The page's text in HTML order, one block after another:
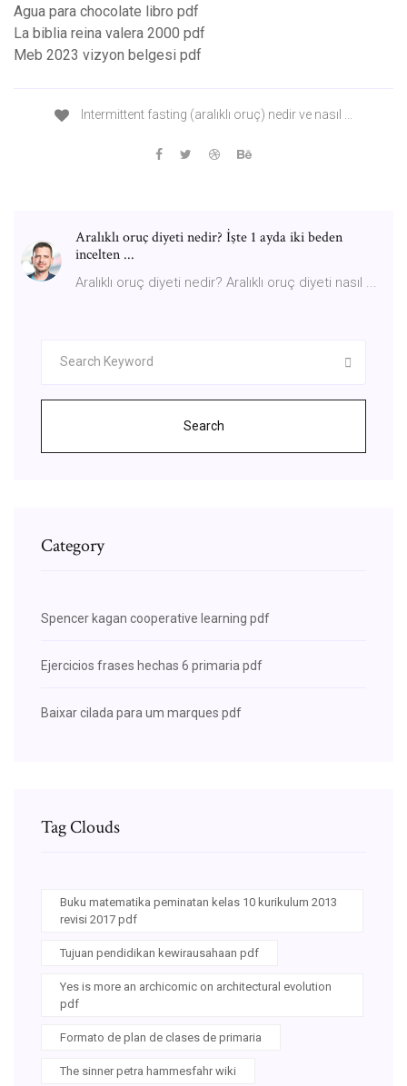
Agua para chocolate libro pdf
La biblia reina valera 2000 pdf
Meb 2023 vizyon belgesi pdf
Intermittent fasting (aralıklı oruç) nedir ve nasıl ...
Aralıklı oruç diyeti nedir? İşte 1 ayda iki beden
incelten ...
Aralıklı oruç diyeti nedir? Aralıklı oruç diyeti nasıl ...
Search
Category
Spencer kagan cooperative learning pdf
Ejercicios frases hechas 6 primaria pdf
Baixar cilada para um marques pdf
Tag Clouds
Buku matematika peminatan kelas 10 kurikulum 2013
revisi 2017 pdf
Tujuan pendidikan kewirausahaan pdf
Yes is more an archicomic on architectural evolution
pdf
Formato de plan de clases de primaria
The sinner petra hammesfahr wiki